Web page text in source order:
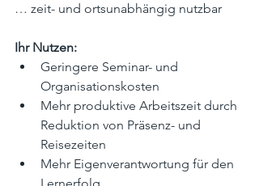
… zeit- und ortsunabhängig nutzbar
Ihr Nutzen:
Geringere Seminar- und
Organisationskosten
Mehr produktive Arbeitszeit durch
Reduktion von Präsenz- und
Reisezeiten
Mehr Eigenverantwortung für den